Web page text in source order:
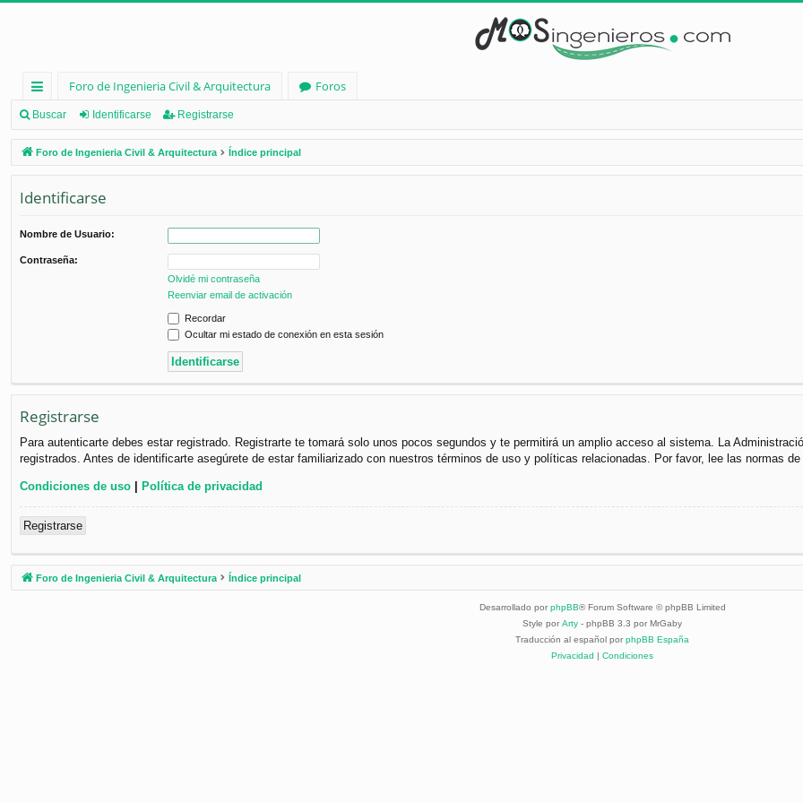
nl
ac
es
rá
Foro de Ingenieria Civil & Arquitectura
Foros
Buscar Identificarse Registrarse
Foro de Ingenieria Civil & Arquitectura Índice principal
Identificarse
Nombre de Usuario:
Contraseña:
Olvidé mi contraseña
Reenviar email de activación
Recordar
Ocultar mi estado de conexión en esta sesión
Registrarse
Para autenticarte debes estar registrado. Registrarte te tomará solo unos pocos segundos y te permitirá un amplio acceso al sistema. La
registrados. Antes de identificarte asegúrete de estar familiarizado con nuestros términos de uso y políticas relacionadas. Por favor, lee las normas
Condiciones de uso | Política de privacidad
Registrarse
Foro de Ingenieria Civil & Arquitectura Índice principal
Desarrollado por phpBB® Forum Software © phpBB Limited
Style por Arty - phpBB 3.3 por MrGaby
Traducción al español por phpBB España
Privacidad | Condiciones